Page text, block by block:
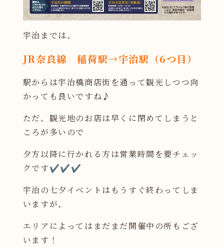
宇治までは、
JR奈良線 稲荷駅→宇治駅（6つ目）
駅からは宇治橋商店街を通って観光しつつ向
かっても良いですね♪
ただ、観光地のお店は早くに閉めてしまうと
ころが多いので
夕方以降に行かれる方は営業時間を要チェッ
クです✔️✔️✔️
宇治の七夕イベントはもうすぐ終わってしま
いますが、
エリアによってはまだまだ開催中の所もござ
います！